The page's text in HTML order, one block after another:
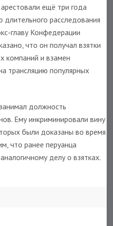
ещё три года
длительного расследования
главу Конфедерации
что он получал взятки
компаний и взамен
трансляцию популярных
должность
Ему инкриминировали вину
были доказаны во время
что ранее перуанца
делу о взятках.